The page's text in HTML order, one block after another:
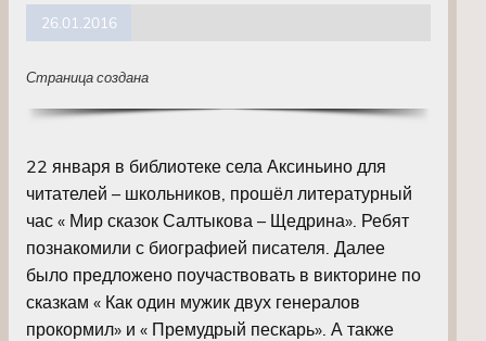
26.01.2016
Страница создана
22 января в библиотеке села Аксиньино для
читателей – школьников, прошёл литературный
час « Мир сказок Салтыкова – Щедрина». Ребят
познакомили с биографией писателя. Далее
было предложено поучаствовать в викторине по
сказкам « Как один мужик двух генералов
прокормил» и « Премудрый пескарь». А также